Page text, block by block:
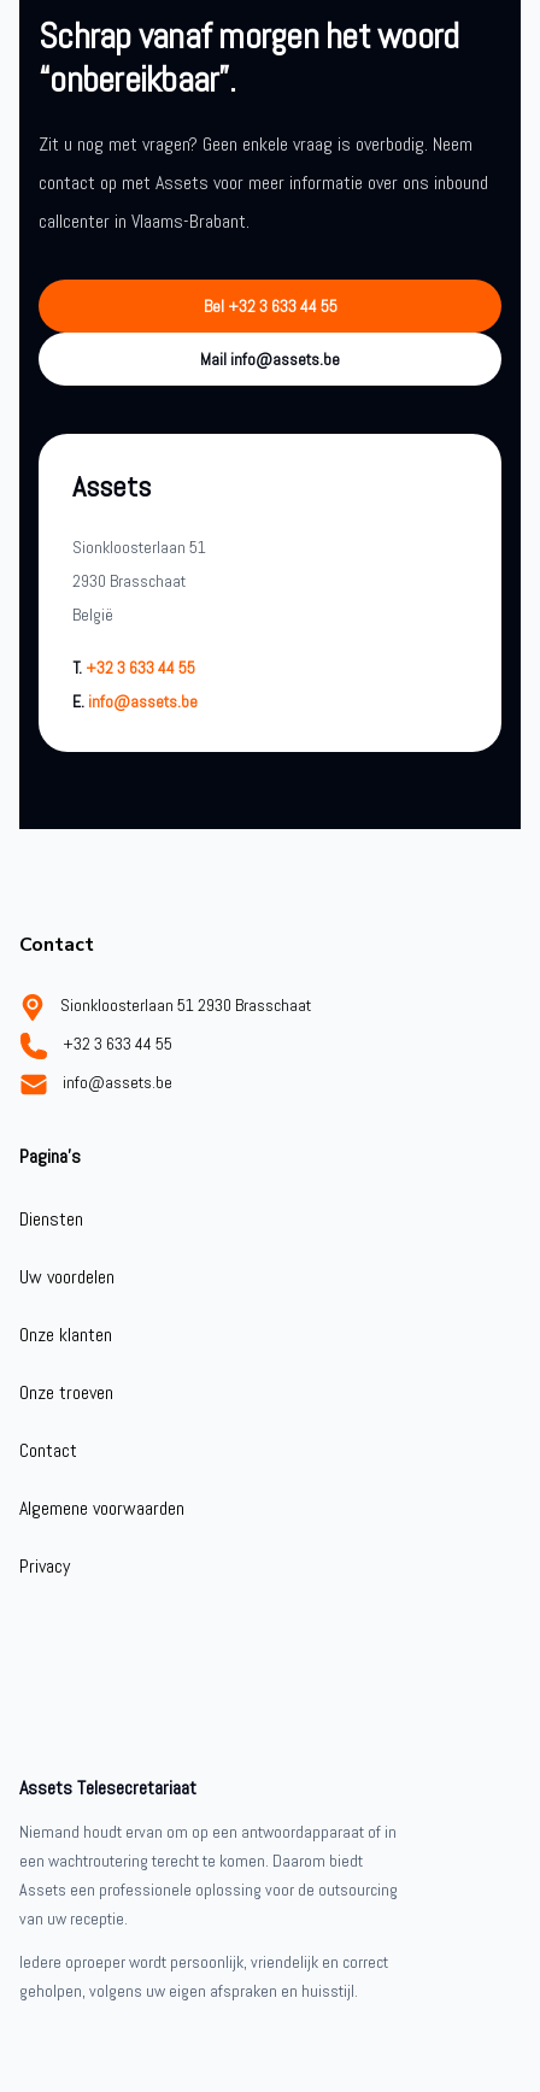
Schrap vanaf morgen het woord
“onbereikbaar”.
Zit u nog met vragen? Geen enkele vraag is overbodig. Neem
contact op met Assets voor meer informatie over ons inbound
callcenter in Vlaams-Brabant.
Bel +32 3 633 44 55
Mail info@assets.be
Assets
Sionkloosterlaan 51
2930 Brasschaat
België
T. +32 3 633 44 55
E. info@assets.be
Contact
Sionkloosterlaan 51 2930 Brasschaat
+32 3 633 44 55
info@assets.be
Pagina's
Diensten
Uw voordelen
Onze klanten
Onze troeven
Contact
Algemene voorwaarden
Privacy
Assets Telesecretariaat
Niemand houdt ervan om op een antwoordapparaat of in
een wachtroutering terecht te komen. Daarom biedt
Assets een professionele oplossing voor de outsourcing
van uw receptie.
Iedere oproeper wordt persoonlijk, vriendelijk en correct
geholpen, volgens uw eigen afspraken en huisstijl.